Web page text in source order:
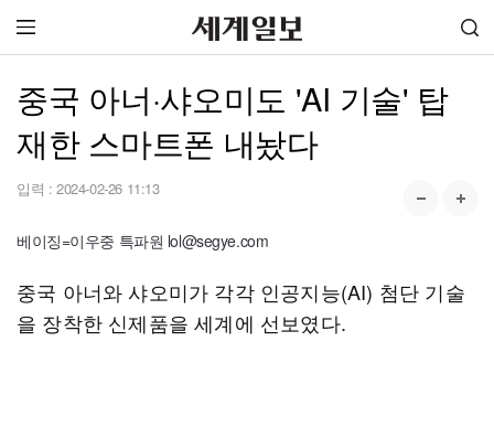
중국 아너·샤오미도 'AI 기술' 탑
재한 스마트폰 내놨다
입력 : 2024-02-26 11:13
베이징=이우중 특파원 lol@segye.com
중국 아너와 샤오미가 각각 인공지능(AI) 첨단 기술
을 장착한 신제품을 세계에 선보였다.